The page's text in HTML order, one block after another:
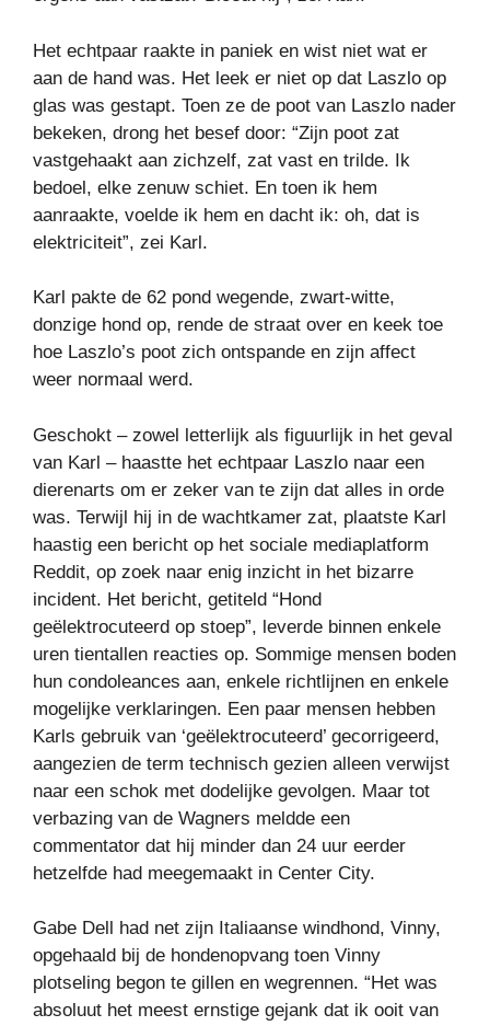
Het echtpaar raakte in paniek en wist niet wat er
aan de hand was. Het leek er niet op dat Laszlo op
glas was gestapt. Toen ze de poot van Laszlo nader
bekeken, drong het besef door: “Zijn poot zat
vastgehaakt aan zichzelf, zat vast en trilde. Ik
bedoel, elke zenuw schiet. En toen ik hem
aanraakte, voelde ik hem en dacht ik: oh, dat is
elektriciteit”, zei Karl.
Karl pakte de 62 pond wegende, zwart-witte,
donzige hond op, rende de straat over en keek toe
hoe Laszlo’s poot zich ontspande en zijn affect
weer normaal werd.
Geschokt – zowel letterlijk als figuurlijk in het geval
van Karl – haastte het echtpaar Laszlo naar een
dierenarts om er zeker van te zijn dat alles in orde
was. Terwijl hij in de wachtkamer zat, plaatste Karl
haastig een bericht op het sociale mediaplatform
Reddit, op zoek naar enig inzicht in het bizarre
incident. Het bericht, getiteld “Hond
geëlektrocuteerd op stoep”, leverde binnen enkele
uren tientallen reacties op. Sommige mensen boden
hun condoleances aan, enkele richtlijnen en enkele
mogelijke verklaringen. Een paar mensen hebben
Karls gebruik van ‘geëlektrocuteerd’ gecorrigeerd,
aangezien de term technisch gezien alleen verwijst
naar een schok met dodelijke gevolgen. Maar tot
verbazing van de Wagners meldde een
commentator dat hij minder dan 24 uur eerder
hetzelfde had meegemaakt in Center City.
Gabe Dell had net zijn Italiaanse windhond, Vinny,
opgehaald bij de hondenopvang toen Vinny
plotseling begon te gillen en wegrennen. “Het was
absoluut het meest ernstige gejank dat ik ooit van